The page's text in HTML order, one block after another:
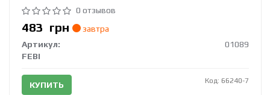
0 отзывов
483 грн
завтра
Артикул:
01089
FEBI
КУПИТЬ Код: 66240-7